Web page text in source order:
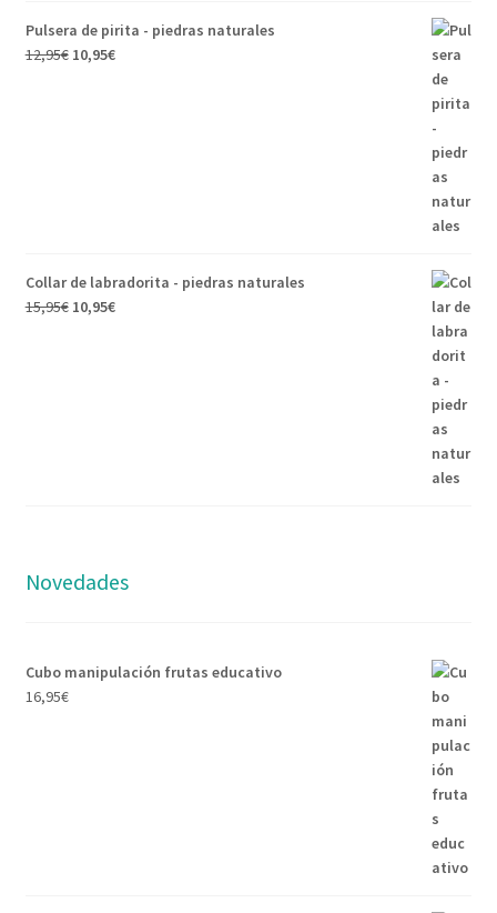
Pulsera de pirita - piedras naturales
12,95€ 10,95€
Collar de labradorita - piedras naturales
15,95€ 10,95€
Novedades
Cubo manipulación frutas educativo
16,95€